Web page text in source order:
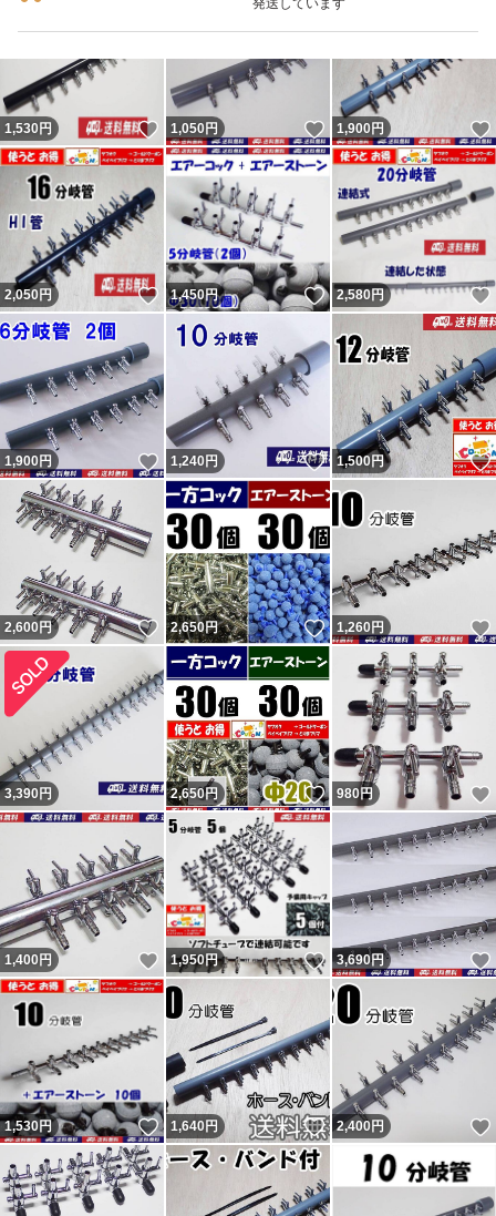
ーンの砂は多少とれます。輸送事故（破損）であれば輸送
業者か私が対応となります。箱梱包での破損は輸送業者の
問題と思います。本当の話であれば。 問題あれば対応後
の評価依頼については「小学生しか守らなそうなルールは
小学生にのみに言えば。」と言ってくる者です。「大人数
で通報したらアカウント消えるらしいよ。」と脅しなのか
意味不明の事を言ってくる者です。
新たに『追跡すると配達済だがポストに無い』という事で
返金申請依頼・輸送業者に報告し対応しているのに不当評
価されました。私に非が無いのに理不尽な評価されれば相
応の評価するのは普通です。何故か「脅された」とコメン
トされていますが忠告です。 最新の評価コメントは反論
が出来ないようで論点が違います。私の返答は一部変更・
追記しているので同じではありません。フリマから閲覧の
方で気になる方はヤフオクからこの評価の返答を参照くだ
さい。 結局、追跡通り問題なく届いていたようです（ナ
ビの受取連絡有・ヤマトにも確認）。無責任呼ばわりされ
ましたが自身の責任は感じていないようで謝罪と評価変更
は無し。不当評価された私は被害者で非はありません。
記載内容を理解出来ない人（対応待てない人）は購入しな
いよう明記していますので手の打ちようがない異常者・無
分別者による八つ当たりです。9人目10人目の不当評価者
も現れましたが同じです。ヤフオクの評価返答を参照くだ
さい。 良い評価の割合0％（取引時0。新規ではない0。）
の11人目も対応拒否なので不当評価です。30円のネット
の持ち手に小さい傷があったとの事。 12人目は勝手に不
要連絡してきて返信が無いとの事。不要連絡に返信する必
要無いので不当評価です。 不足という事で悪いの件は不
足なく発送したのを明確に覚えています。記載内容無視で
即評価で終了の者。普通の人は問題あれば即取引完了しな
いので嫌がらせと判断するのが普通。今までにない手を使
ってきたが今までの連中と同じ。 他のも記載内容無視の
異常者達。
残念ながら数千人に一人くらいの割合で話が通じない異常
発送しています
1,530円 いいね！
1,050円 いいね！
1,900円
2,050円 いいね！
1,450円 いいね！
2,580円
1,900円 いいね！
1,240円 いいね！
1,500円
2,600 円 いいね！
2,650円 いいね！
1,260円
3,390円 2,650円 いいね！
980円
1,400円 いいね！
1,950円 いいね！
3,690円
1,530円 いいね！
1,640円 いいね！
2,400円